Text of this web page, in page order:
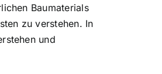
Baumaterials
zu verstehen. In
und